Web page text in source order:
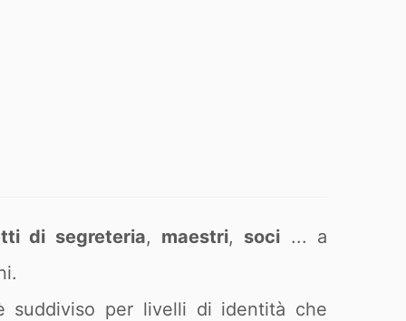
di segreteria, maestri, soci ... a
suddiviso per livelli di identità che